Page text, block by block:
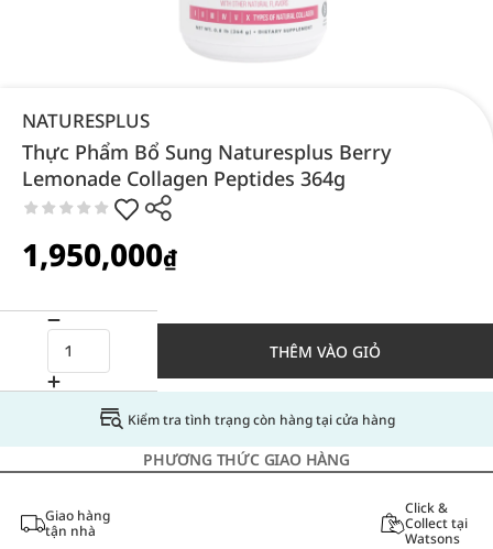
NATURESPLUS
Thực Phẩm Bổ Sung Naturesplus Berry
Lemonade Collagen Peptides 364g
1,950,000₫
THÊM VÀO GIỎ
Kiểm tra tình trạng còn hàng tại cửa hàng
PHƯƠNG THỨC GIAO HÀNG
Giao hàng
tận nhà
Click &
Collect tại
Watsons